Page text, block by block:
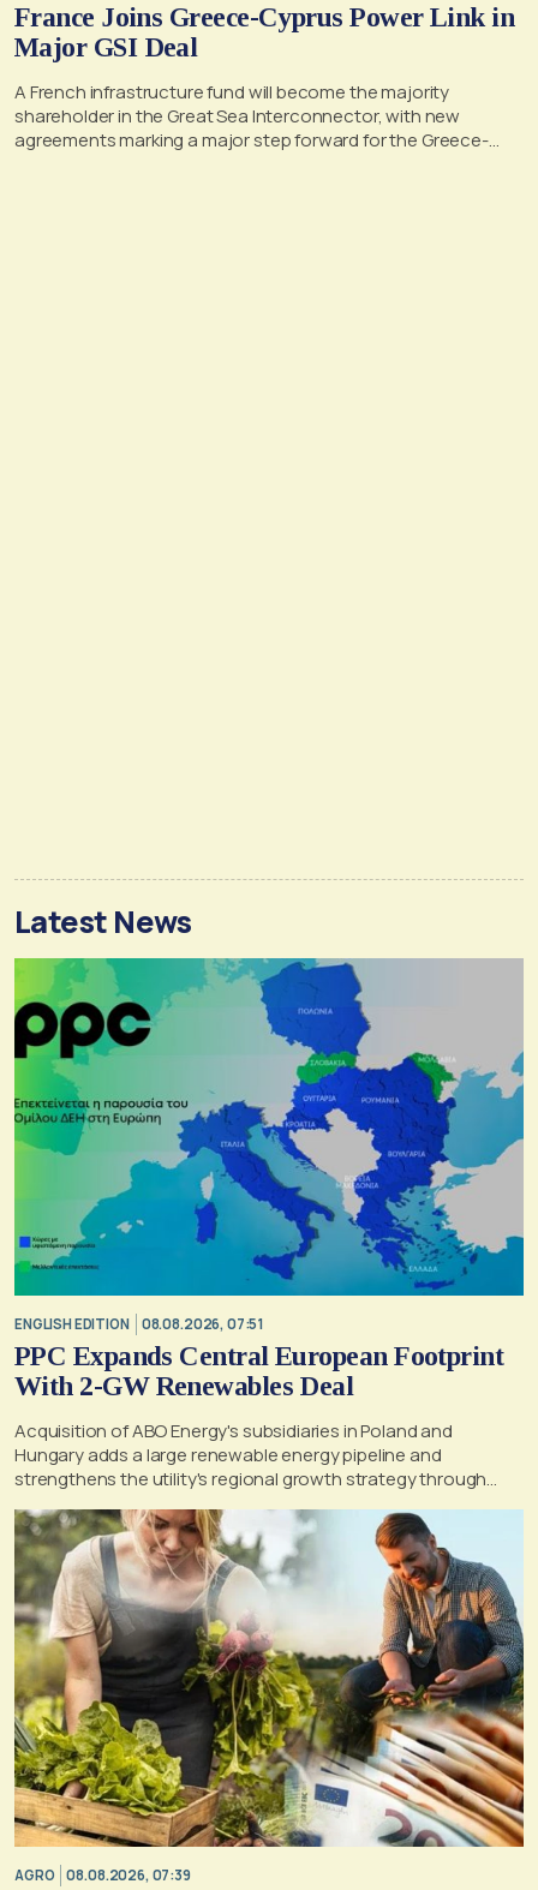
France Joins Greece-Cyprus Power Link in
Major GSI Deal
A French infrastructure fund will become the majority
shareholder in the Great Sea Interconnector, with new
agreements marking a major step forward for the Greece-
Latest News
ENGLISH EDITION 08.08.2026, 07:51
PPC Expands Central European Footprint
With 2-GW Renewables Deal
Acquisition of ABO Energy's subsidiaries in Poland and
Hungary adds a large renewable energy pipeline and
strengthens the utility's regional growth strategy through
AGRO 08.08.2026, 07:39